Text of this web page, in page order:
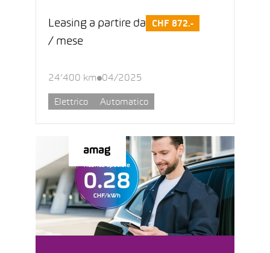
Leasing a partire da CHF 872.-
/ mese
24’400 km 04/2025
Elettrico Automatico